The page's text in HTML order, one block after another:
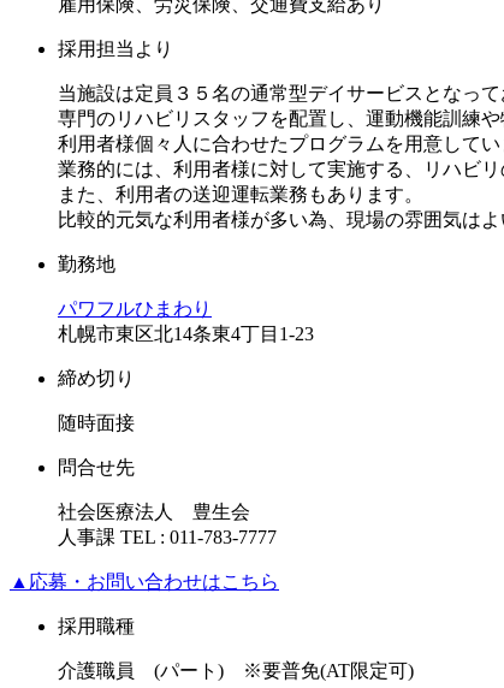
採用担当より
当施設は定員３５名の通常型デイサービスとなって
専門のリハビリスタッフを配置し、運動機能訓練
利用者様個々人に合わせたプログラムを用意してい
業務的には、利用者様に対して実施する、リハビ
また、利用者の送迎運転業務もあります。
比較的元気な利用者様が多い為、現場の雰囲気は
勤務地
パワフルひまわり
札幌市東区北14条東4丁目1-23
締め切り
随時面接
問合せ先
社会医療法人 豊生会
人事課 TEL : 011-783-7777
▲ 応募・お問い合わせはこちら
採用職種
介護職員 (パート) ※要普免(AT限定可)